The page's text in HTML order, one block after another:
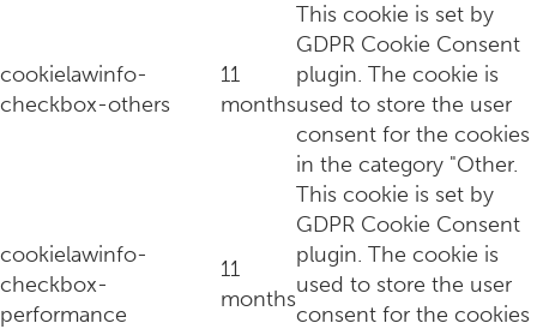
Waarom energie meer zegt dan duizend woorden
cookielawinfo-
checkbox-others
11
months
This cookie is set by
GDPR Cookie Consent
plugin. The cookie is
used to store the user
consent for the cookies
in the category "Other.
cookielawinfo-
checkbox-
performance
11
months
This cookie is set by
GDPR Cookie Consent
plugin. The cookie is
used to store the user
consent for the cookies